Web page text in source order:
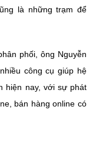
là những trạm để
phối, ông Nguyễn
công cụ giúp hệ
hiện nay, với sự phát
bán hàng online có